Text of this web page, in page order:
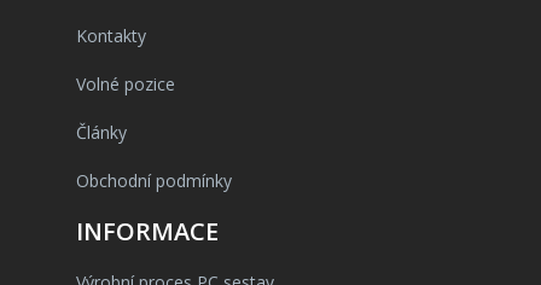
Kontakty
Volné pozice
Články
Obchodní podmínky
INFORMACE